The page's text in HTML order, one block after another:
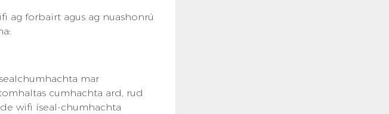
ag forbairt agus ag nuashonrú
mar
cumhachta ard, rud
wifi íseal-chumhachta